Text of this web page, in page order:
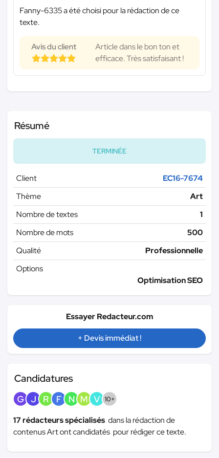
Fanny-6335 a été choisi pour la rédaction de ce
texte.
Avis du client
Article dans le bon ton et
efficace. Très satisfaisant !
Résumé
TERMINÉE
Client
EC16-7674
Thème
Art
Nombre de textes
1
Nombre de mots
500
Qualité
Professionnelle
Options
Optimisation SEO
Essayer Redacteur.com
+ Devis immédiat !
Candidatures
G J R F N M V 10+
17 rédacteurs spécialisés dans la rédaction de
contenus Art ont candidatés pour rédiger ce texte.